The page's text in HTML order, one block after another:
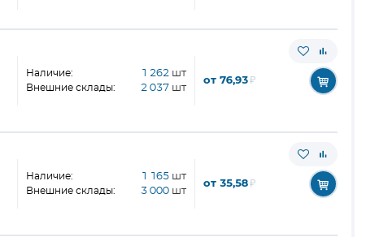
Наличие: 1 262 шт
Внешние склады: 2 037 шт
от 76,93₽
Наличие: 1 165 шт
Внешние склады: 3 000 шт
от 35,58₽